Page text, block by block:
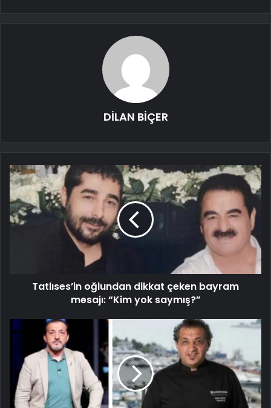
DİLAN BİÇER
Tatlıses’in oğlundan dikkat çeken bayram
mesajı: “Kim yok saymış?”